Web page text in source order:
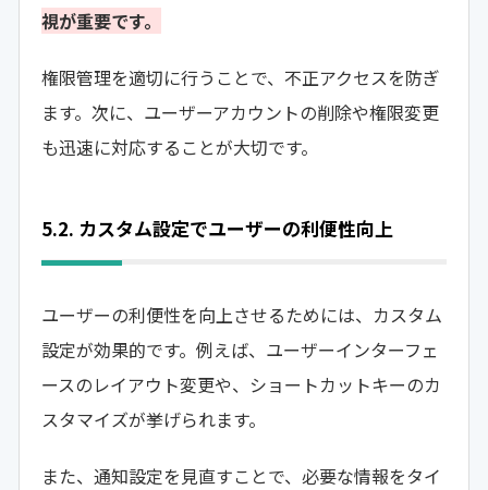
視が重要です。
権限管理を適切に行うことで、不正アクセスを防ぎ
ます。次に、ユーザーアカウントの削除や権限変更
も迅速に対応することが大切です。
5.2. カスタム設定でユーザーの利便性向上
ユーザーの利便性を向上させるためには、カスタム
設定が効果的です。例えば、ユーザーインターフェ
ースのレイアウト変更や、ショートカットキーのカ
スタマイズが挙げられます。
また、通知設定を見直すことで、必要な情報をタイ